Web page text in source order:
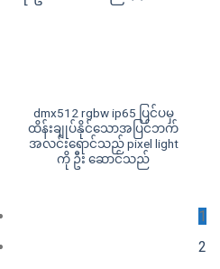
dmx512 rgbw ip65 ပြင်ပမှ
ထိန်းချုပ်နိုင်သောအပြင်ဘက်
အလင်းရောင်သည် pixel light
ကို ဦး ဆောင်သည်
1
2